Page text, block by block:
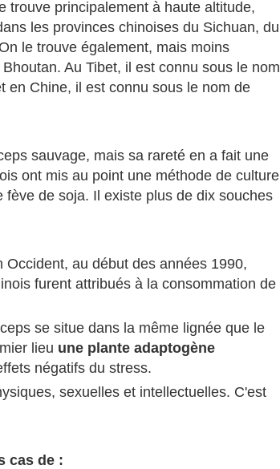
trouve principalement à haute altitude,
les provinces chinoises du Sichuan, du
le trouve également, mais moins
Au Tibet, il est connu sous le nom
en Chine, il est connu sous le nom de
sauvage, mais sa rareté en a fait une
ont mis au point une méthode de culture
de soja. Il existe plus de dix souches
au début des années 1990,
furent attribués à la consommation de
se situe dans la même lignée que le
lieu une plante adaptogène
négatifs du stress.
sexuelles et intellectuelles. C'est
cas de :